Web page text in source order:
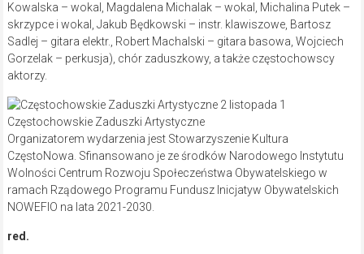
Kowalska – wokal, Magdalena Michalak – wokal, Michalina Putek –
skrzypce i wokal, Jakub Będkowski – instr. klawiszowe, Bartosz
Sadlej – gitara elektr., Robert Machalski – gitara basowa, Wojciech
Gorzelak – perkusja), chór zaduszkowy, a także częstochowscy
aktorzy.
Częstochowskie Zaduszki Artystyczne
Organizatorem wydarzenia jest Stowarzyszenie Kultura
CzęstoNowa. Sfinansowano je ze środków Narodowego Instytutu
Wolności Centrum Rozwoju Społeczeństwa Obywatelskiego w
ramach Rządowego Programu Fundusz Inicjatyw Obywatelskich
NOWEFIO na lata 2021-2030.
red.